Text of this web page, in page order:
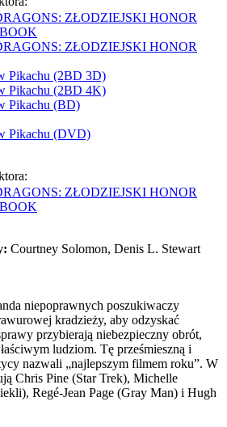
ZŁODZIEJSKI HONOR
ZŁODZIEJSKI HONOR
Pikachu (2BD 3D)
Pikachu (2BD 4K)
Pikachu (BD)
Pikachu (DVD)
ZŁODZIEJSKI HONOR
Courtney Solomon, Denis L. Stewart
niepoprawnych poszukiwaczy
kradzieży, aby odzyskać
przybierają niebezpieczny obrót,
ludziom. Tę prześmieszną i
nazwali „najlepszym filmem roku”. W
Chris Pine (Star Trek), Michelle
Regé-Jean Page (Gray Man) i Hugh